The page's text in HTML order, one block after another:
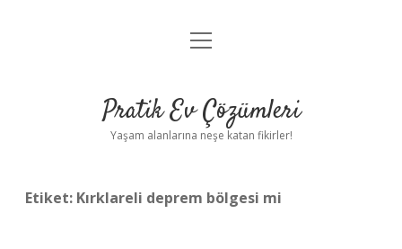
Anasayfa
Yasal Uyarı
menüyü
Pratik Ev Çözümleri
Yaşam alanlarına neşe katan fikirler!
Etiket: Kırklareli deprem bölgesi mi